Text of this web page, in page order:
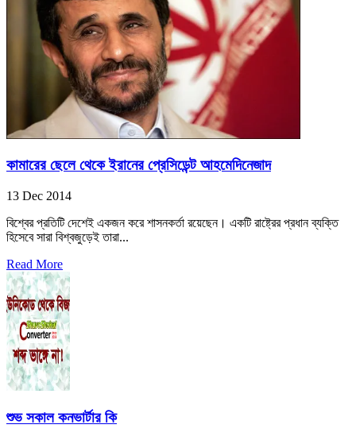
কামারের ছেলে থেকে ইরানের প্রেসিডেন্ট আহমেদিনেজাদ
13 Dec 2014
বিশ্বের প্রতিটি দেশেই একজন করে শাসনকর্তা রয়েছেন। একটি রাষ্ট্রের প্রধান ব্যক্তি
হিসেবে সারা বিশ্বজুড়েই তারা...
Read More
শুভ সকাল কনভার্টার কি